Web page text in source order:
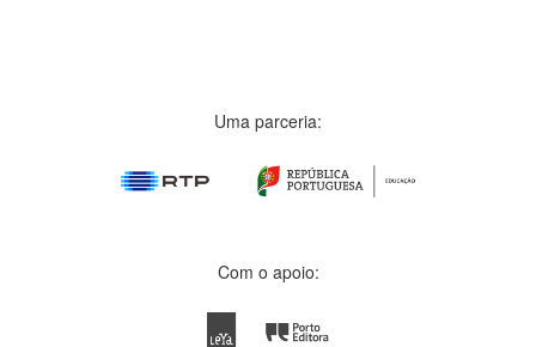
Uma parceria:
Com o apoio: